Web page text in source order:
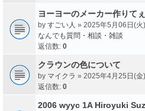
ヨーヨーのメーカー作りてぇ
by すごい人 » 2025年5月06日(火
なんでも質問・相談・雑談
返信数: 0
クラウンの色について
by マイクラ » 2025年4月25日(金
返信数: 0
2006 wyyc 1A Hiroyuki